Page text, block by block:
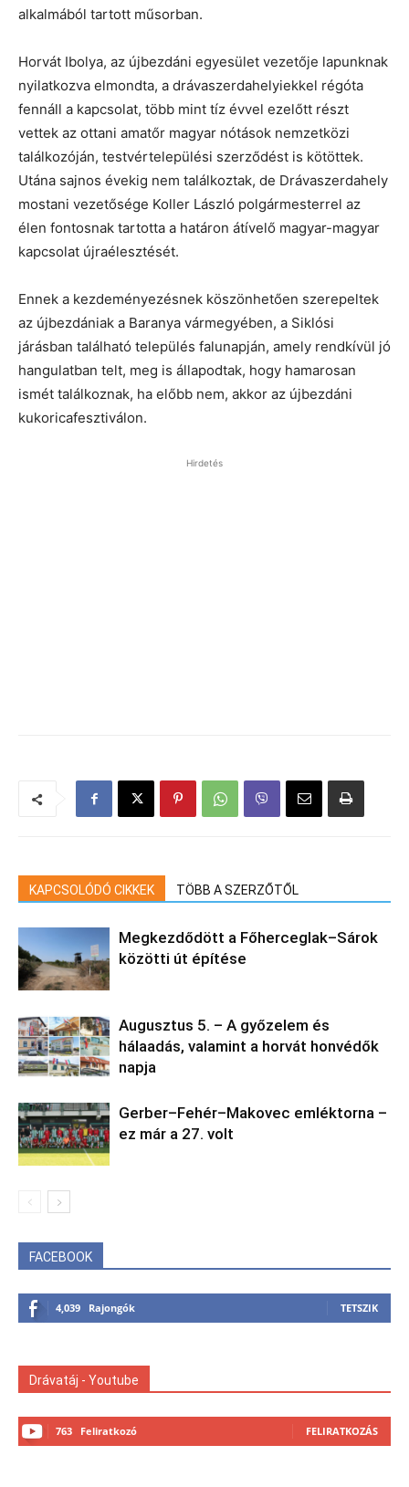
alkalmából tartott műsorban.
Horvát Ibolya, az újbezdáni egyesület vezetője lapunknak
nyilatkozva elmondta, a drávaszerdahelyiekkel régóta
fennáll a kapcsolat, több mint tíz évvel ezelőtt részt
vettek az ottani amatőr magyar nótások nemzetközi
találkozóján, testvértelepülési szerződést is kötöttek.
Utána sajnos évekig nem találkoztak, de Drávaszerdahely
mostani vezetősége Koller László polgármesterrel az
élen fontosnak tartotta a határon átívelő magyar-magyar
kapcsolat újraélesztését.
Ennek a kezdeményezésnek köszönhetően szerepeltek
az újbezdániak a Baranya vármegyében, a Siklósi
járásban található település falunapján, amely rendkívül jó
hangulatban telt, meg is állapodtak, hogy hamarosan
ismét találkoznak, ha előbb nem, akkor az újbezdáni
kukoricafesztiválon.
Hirdetés
KAPCSOLÓDÓ CIKKEK TÖBB A SZERZŐTŐL
Megkezdődött a Főherceglak–Sárok
közötti út építése
Augusztus 5. – A győzelem és
hálaadás, valamint a horvát honvédők
napja
Gerber–Fehér–Makovec emléktorna –
ez már a 27. volt
FACEBOOK
4,039 Rajongók TETSZIK
Drávatáj - Youtube
763 Feliratkozó FELIRATKOZÁS